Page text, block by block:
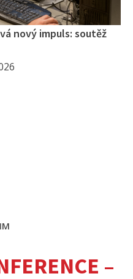
–
nový impuls: soutěž